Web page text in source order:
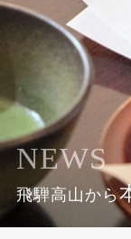
NEWS
飛騨高山から